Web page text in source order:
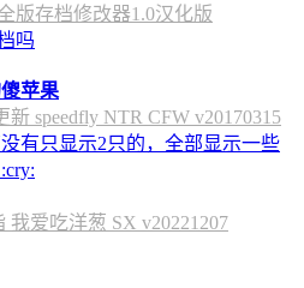
版存档修改器1.0汉化版
吗
苹果
speedfly NTR CFW v20170315
有只显示2只的，全部显示一些
我爱吃洋葱 SX v20221207